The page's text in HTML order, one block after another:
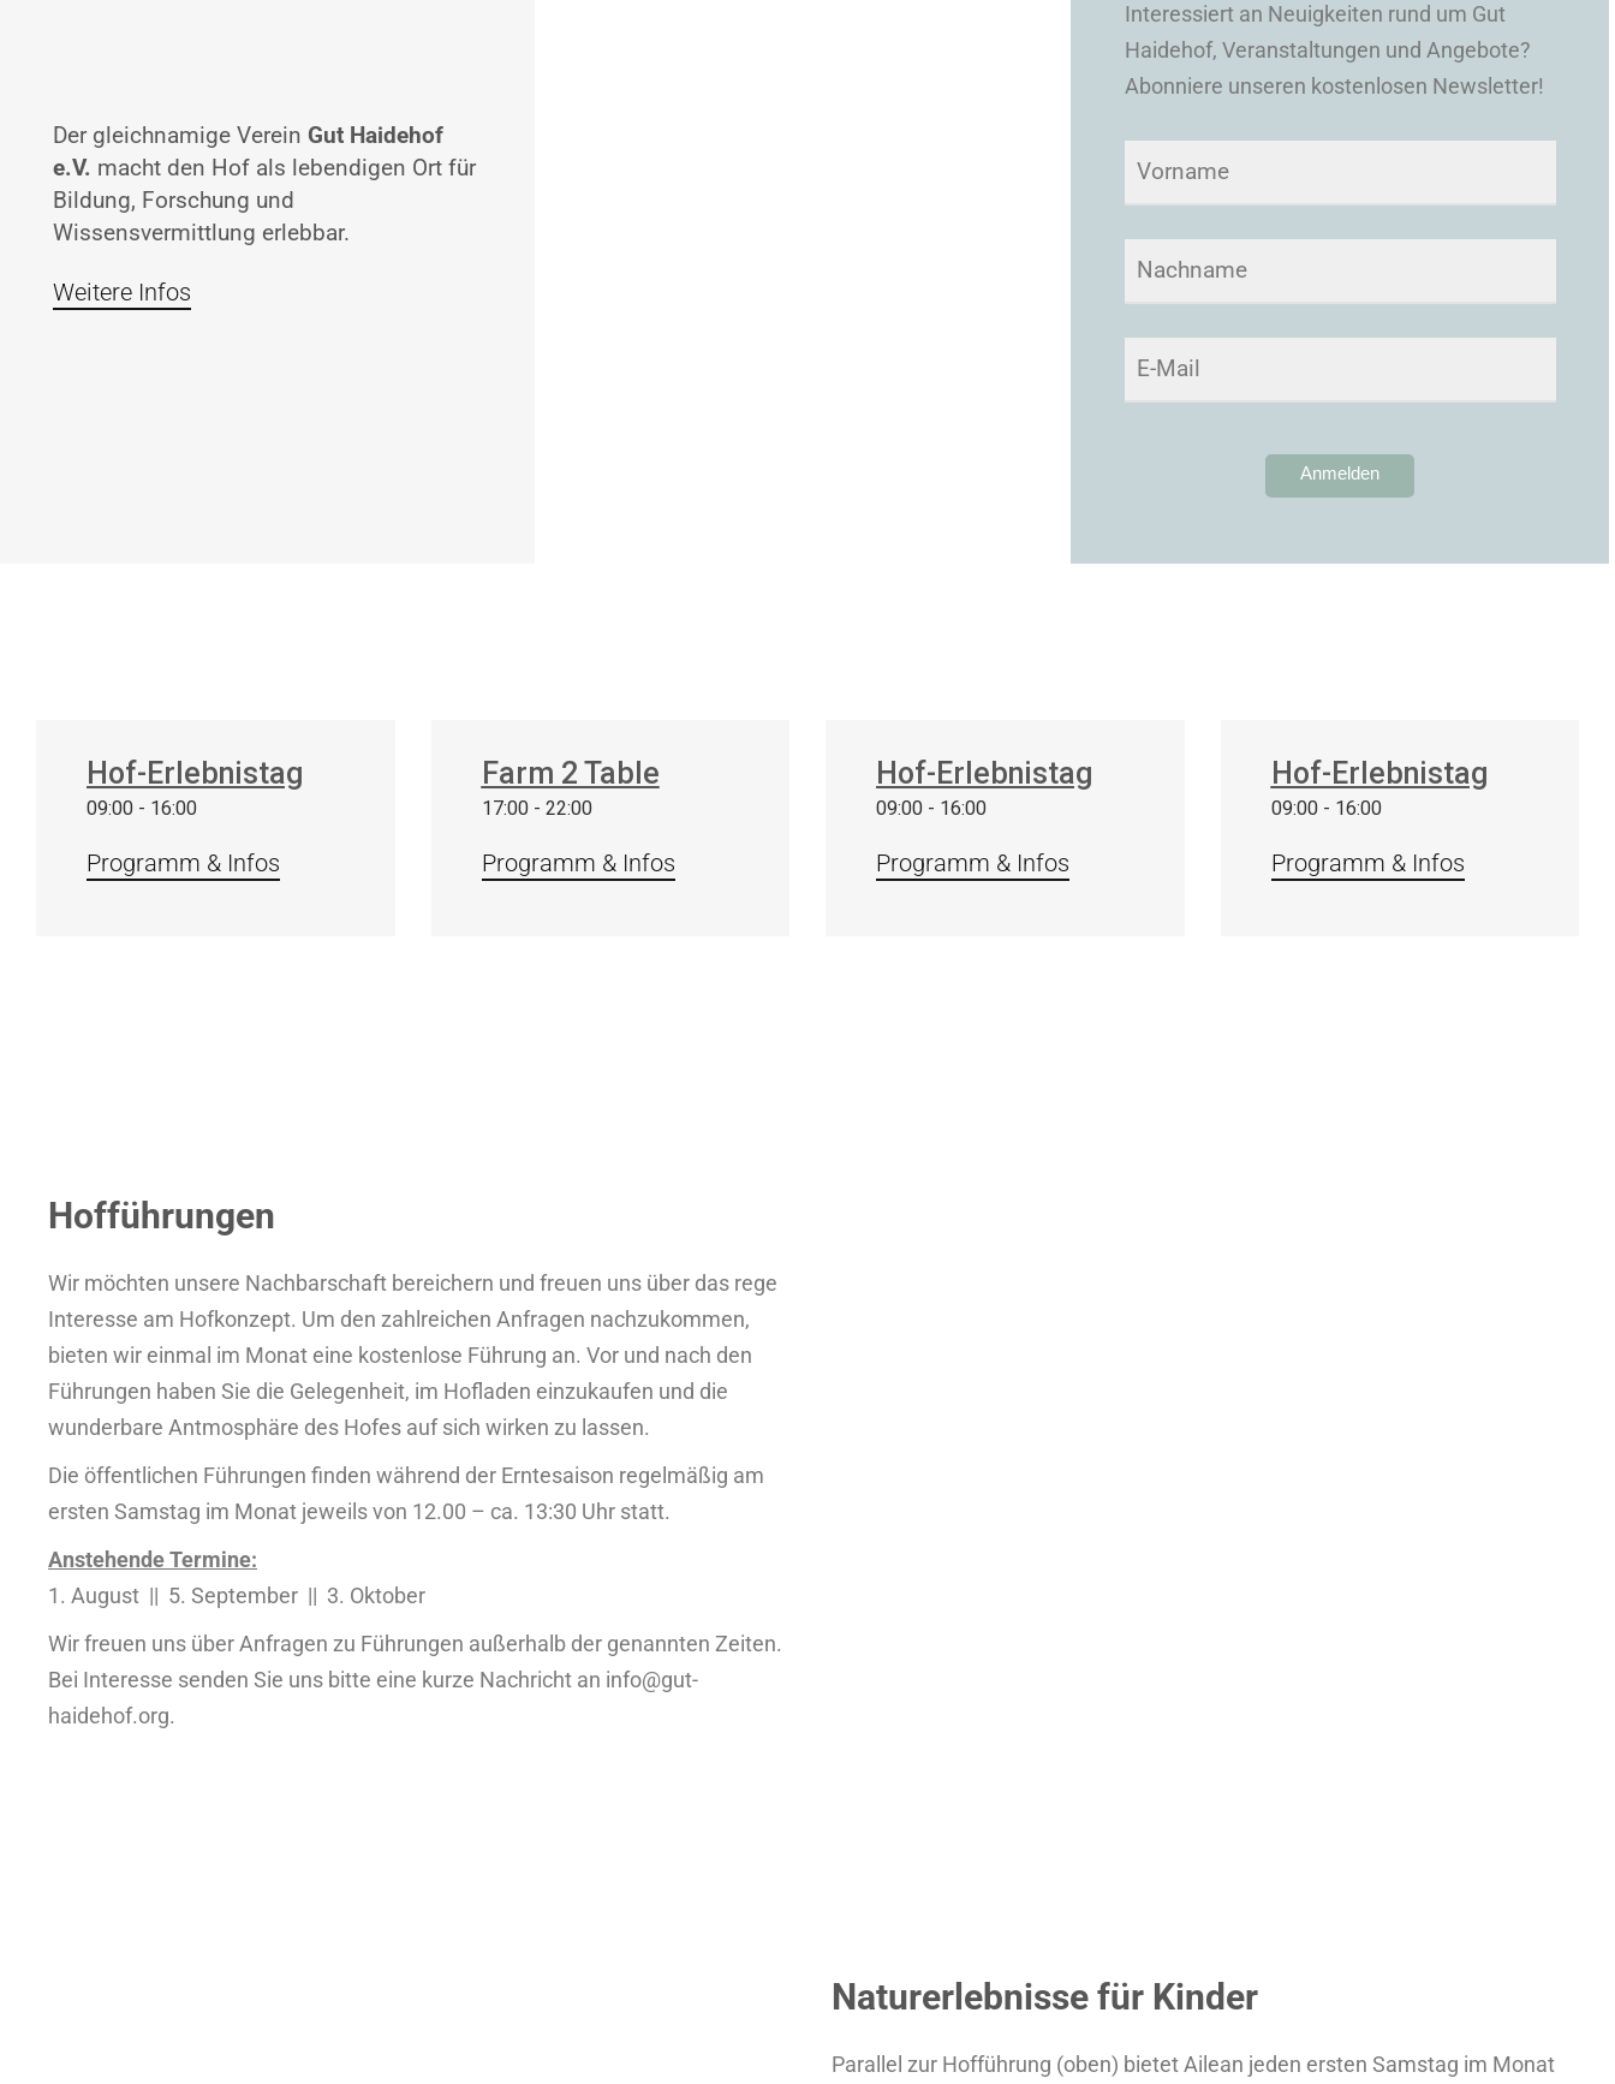
Der gleichnamige Verein Gut Haidehof
e.V. macht den Hof als lebendigen Ort für
Bildung, Forschung und
Wissensvermittlung erlebbar.
Weitere Infos
Interessiert an Neuigkeiten rund um Gut
Haidehof, Veranstaltungen und Angebote?
Abonniere unseren kostenlosen Newsletter!
Anmelden
15 2026
Hof-Erlebnistag
09:00 - 16:00
Programm & Infos
22 2026
Farm 2 Table
17:00 - 22:00
Programm & Infos
29 2026
Hof-Erlebnistag
09:00 - 16:00
Programm & Infos
5 2026
Hof-Erlebnistag
09:00 - 16:00
Programm & Infos
Hofführungen
Wir möchten unsere Nachbarschaft bereichern und freuen uns über das rege
Interesse am Hofkonzept. Um den zahlreichen Anfragen nachzukommen,
bieten wir einmal im Monat eine kostenlose Führung an. Vor und nach den
Führungen haben Sie die Gelegenheit, im Hofladen einzukaufen und die
wunderbare Antmosphäre des Hofes auf sich wirken zu lassen.
Die öffentlichen Führungen finden während der Erntesaison regelmäßig am
ersten Samstag im Monat jeweils von 12.00 – ca. 13:30 Uhr statt.
Anstehende Termine:
1. August || 5. September || 3. Oktober
Wir freuen uns über Anfragen zu Führungen außerhalb der genannten Zeiten.
Bei Interesse senden Sie uns bitte eine kurze Nachricht an info@gut-
haidehof.org.
Naturerlebnisse für Kinder
Parallel zur Hofführung (oben) bietet Ailean jeden ersten Samstag im Monat